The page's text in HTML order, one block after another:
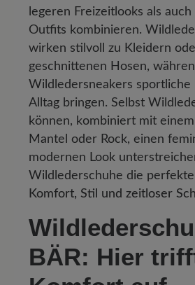
legeren Freizeitlooks als
Outfits kombinieren.
wirken stilvoll zu Kleidern
geschnittenen Hosen,
Wildledersneakers sportliche
Alltag bringen. Selbst
können, kombiniert mit
Mantel oder Rock, einen
modernen Look
Wildlederschuhe die perfekte
Komfort, Stil und zeitloser
BÄR: Hier